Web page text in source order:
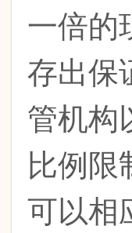
一倍的
存出保
管机构
比例限
可以相